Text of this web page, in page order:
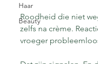
Haar
Beauty
Roodheid die niet
zelfs na crème.
vroeger